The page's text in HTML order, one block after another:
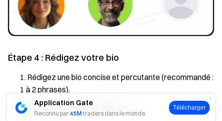
Application Gate
Reconnu par45M traders dans le monde
Télécharger
Étape 4 : Rédigez votre bio
Rédigez une bio concise et percutante (recommandé :
1 à 2 phrases).
Incluez des éléments tels que :